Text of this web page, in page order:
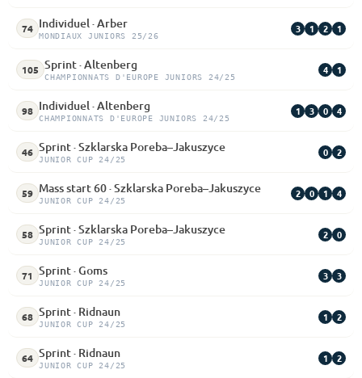
74 Individuel · Arber
MONDIAUX JUNIORS 25/26
3 1 2 1
105 Sprint · Altenberg
CHAMPIONNATS D'EUROPE JUNIORS 24/25
4 1
98 Individuel · Altenberg
CHAMPIONNATS D'EUROPE JUNIORS 24/25
1 3 0 4
46 Sprint · Szklarska Poreba–Jakuszyce
JUNIOR CUP 24/25
0 2
59 Mass start 60 · Szklarska Poreba–Jakuszyce
JUNIOR CUP 24/25
2 0 1 4
58 Sprint · Szklarska Poreba–Jakuszyce
JUNIOR CUP 24/25
2 0
71 Sprint · Goms
JUNIOR CUP 24/25
3 3
68 Sprint · Ridnaun
JUNIOR CUP 24/25
1 2
64 Sprint · Ridnaun
JUNIOR CUP 24/25
1 2